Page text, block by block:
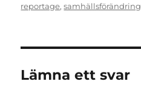
reportage,samhällsförändring
Lämna ett svar